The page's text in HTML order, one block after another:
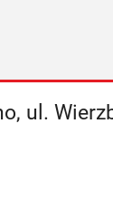
ul.